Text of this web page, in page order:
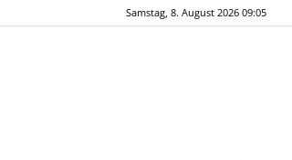
Samstag, 8. August 2026 09:05